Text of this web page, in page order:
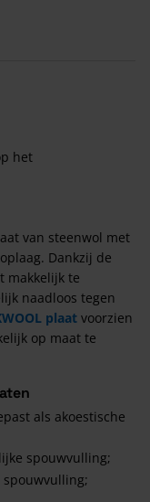
het
van steenwol met
Dankzij de
makkelijk te
naadloos tegen
plaat voorzien
op maat te
als akoestische
spouwvulling;